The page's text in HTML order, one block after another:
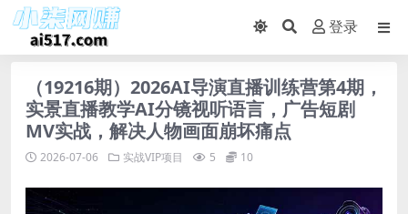
登录
（19216期）2026AI导演直播训练营第4期，
实景直播教学AI分镜视听语言，广告短剧
MV实战，解决人物画面崩坏痛点
2026-07-06 实战VIP项目 5 10